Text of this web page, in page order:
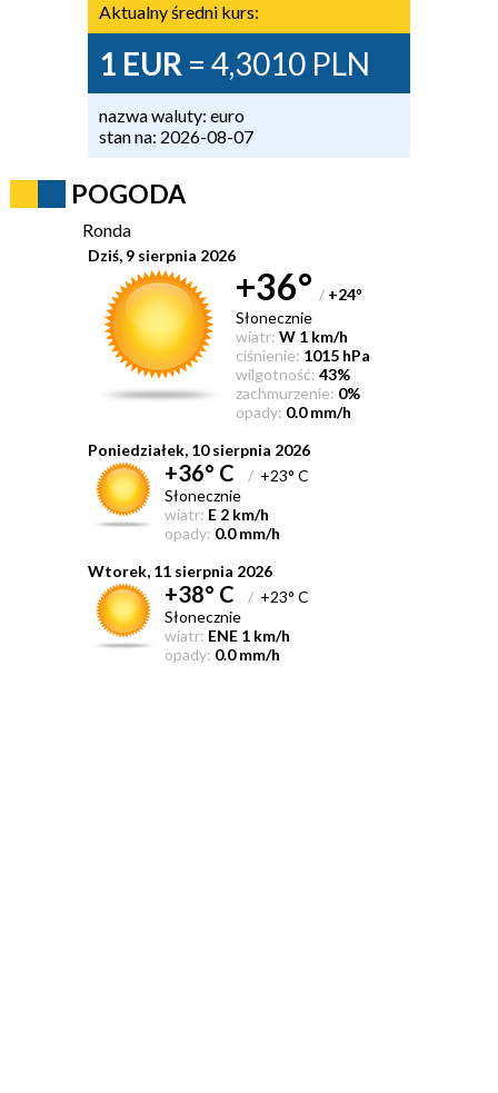
Aktualny średni kurs:
1 EUR = 4,3010 PLN
nazwa waluty: euro
stan na: 2026-08-07
POGODA
Ronda
Dziś, 9 sierpnia 2026
+36° / +24°
Słonecznie
wiatr: W 1 km/h
ciśnienie: 1015 hPa
wilgotność: 43%
zachmurzenie: 0%
opady: 0.0 mm/h
Poniedziałek, 10 sierpnia 2026
+36° C /+23° C
Słonecznie
wiatr: E 2 km/h
opady: 0.0 mm/h
Wtorek, 11 sierpnia 2026
+38° C /+23° C
Słonecznie
wiatr: ENE 1 km/h
opady: 0.0 mm/h